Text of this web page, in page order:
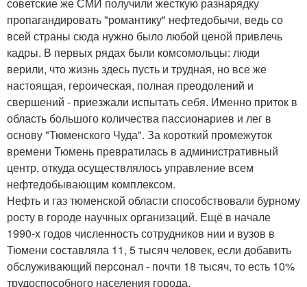
советские же СМИ получили жесткую разнарядку
пропагандировать "романтику" нефтедобычи, ведь со
всей страны сюда нужно было любой ценой привлечь
кадры. В первых рядах были комсомольцы: люди
верили, что жизнь здесь пусть и трудная, но все же
настоящая, героическая, полная преодолений и
свершений - приезжали испытать себя. Именно приток в
область большого количества пассионариев и лег в
основу "Тюменского Чуда". За короткий промежуток
времени Тюмень превратилась в административный
центр, откуда осуществлялось управление всем
нефтедобывающим комплексом.
Нефть и газ тюменской области способствовали бурному
росту в городе научных организаций. Ещё в начале
1990-х годов численность сотрудников нии и вузов в
Тюмени составляла 11, 5 тысяч человек, если добавить
обслуживающий персонал - почти 18 тысяч, то есть 10%
трудоспособного населения города.